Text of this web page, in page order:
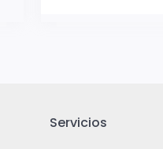
Servicios